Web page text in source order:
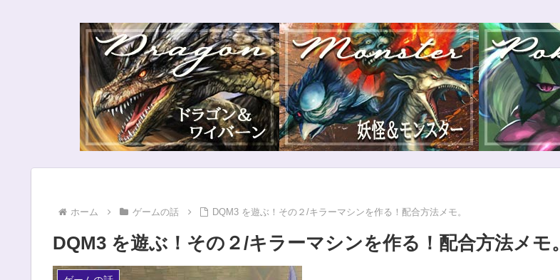
ホーム ゲームの話 DQM3 を遊ぶ！その２/キラーマシンを作る！配合方法メモ。
DQM3 を遊ぶ！その２/キラーマシンを作る！配合方法メモ。